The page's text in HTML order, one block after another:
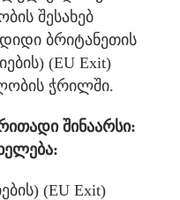
შესახებ
ბრიტანეთის
(EU Exit)
ჭრილში.
შინაარსი:
(EU Exit)